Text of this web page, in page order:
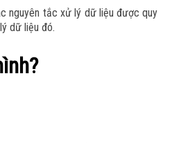
nguyên tắc xử lý dữ liệu được quy
dữ liệu đó.